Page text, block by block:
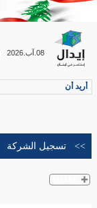
08.آب.2026
أريد أن